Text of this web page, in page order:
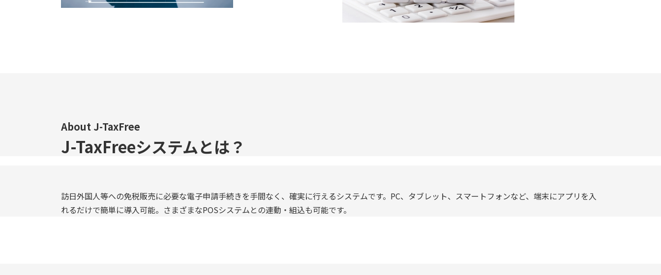
About J-TaxFree
J-TaxFreeシステムとは？
訪日外国人等への免税販売に必要な電子申請手続きを手間なく、確実に行えるシステムです。PC、タブレット、スマートフォンなど、端末にアプリを入
れるだけで簡単に導入可能。さまざまなPOSシステムとの連動・組込も可能です。